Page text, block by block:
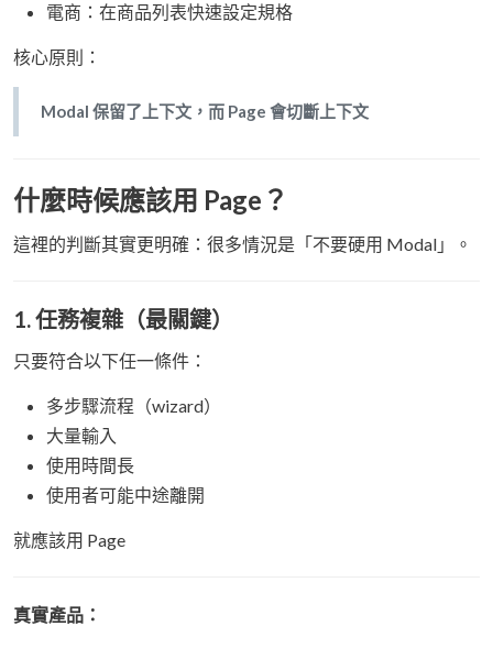
電商：在商品列表快速設定規格
核心原則：
Modal 保留了上下文，而 Page 會切斷上下文
什麼時候應該用 Page？
這裡的判斷其實更明確：很多情況是「不要硬用 Modal」。
1. 任務複雜（最關鍵）
只要符合以下任一條件：
多步驟流程（wizard）
大量輸入
使用時間長
使用者可能中途離開
就應該用 Page
真實產品：